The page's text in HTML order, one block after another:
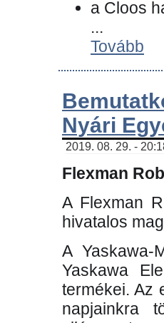
a Cloos
...
Tovább
Nyári
2019. 08. 29. -
Flexman
A Flexman
hivatalos
A Yaskawa-
Yaskawa
termékei. Az
napjainkra